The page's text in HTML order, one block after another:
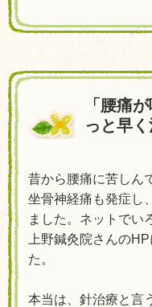
「腰痛
っと早
昔から腰痛に苦しん
坐骨神経痛も発症し
ました。ネットでい
上野鍼灸院さんの
た。
本当は、針治療と言